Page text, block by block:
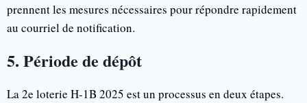
prennent les mesures nécessaires pour répondre rapidement
au courriel de notification.
5. Période de dépôt
La 2e loterie H-1B 2025 est un processus en deux étapes.